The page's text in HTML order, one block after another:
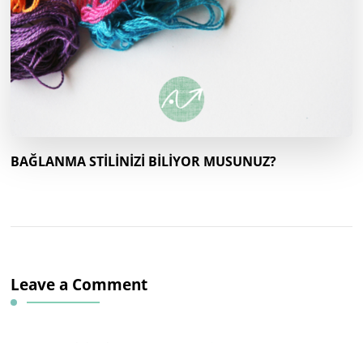
BAĞLANMA STİLİNİZİ BİLİYOR MUSUNUZ?
Leave a Comment